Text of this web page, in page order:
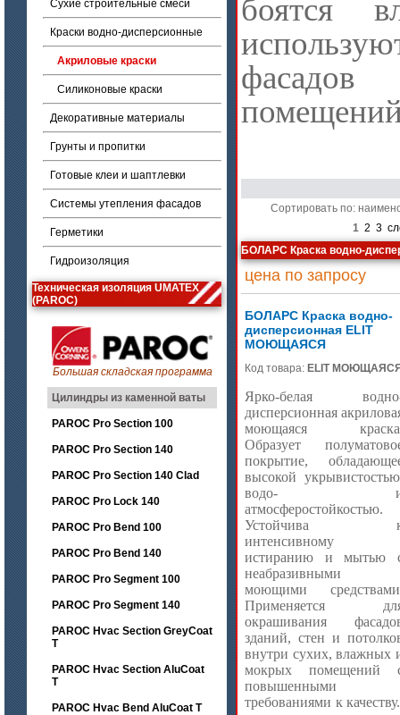
Сухие строительные смеси
Краски водно-дисперсионные
Акриловые краски
Силиконовые краски
Декоративные материалы
Грунты и пропитки
Готовые клеи и шаптлевки
Системы утепления фасадов
Герметики
Гидроизоляция
Техническая изоляция UMATEX
(PAROC)
Большая складская программа
Цилиндры из каменной ваты
PAROC Pro Section 100
PAROC Pro Section 140
PAROC Pro Section 140 Clad
PAROC Pro Lock 140
PAROC Pro Bend 100
PAROC Pro Bend 140
PAROC Pro Segment 100
PAROC Pro Segment 140
PAROC Hvac Section GreyCoat
T
PAROC Hvac Section AluCoat
T
PAROC Hvac Bend AluCoat T
боятся
Сортировать по:
1 2 3
БОЛАРС Краска водно-
цена по запросу
БОЛАРС Краска водно-
дисперсионная ELIT
МОЮЩАЯСЯ
Код товара: ELIT
Ярко-белая
дисперсионная
моющаяся
Образует
покрытие,
высокой
водо-
атмосферостойкостью.
Устойчива
интенсивному
истиранию и мытью
неабразивными
моющими
Применяется
окрашивания
зданий, стен и
внутри сухих, влажных
мокрых помещений
повышенными
требованиями к